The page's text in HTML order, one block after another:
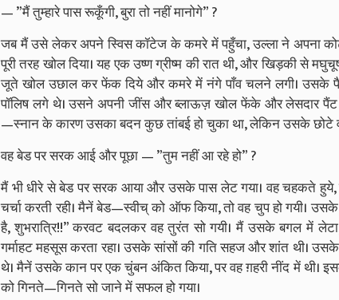
— ”मैं तुम्हारे पास रूकूँगी, बुरा तो नहीं मानोगे” ?
जब मैं उसे लेकर अपने स्विस कॉटेज के कमरे में पहुँचा, उल्ला ने अपना
पूरी तरह खोल दिया। यह एक उष्ण ग्रीष्म की रात थी, और खिड़की से
जूते खोल उछाल कर फेंक दिये और कमरे में नंगे पाँव चलने लगी। उसके
पॉलिष लगे थे। उसने अपनी जींस और ब्लाऊज़ खोल फेंके और लेसदार
—स्नान के कारण उसका बदन कुछ तांबई हो चुका था, लेकिन उसके छोटे
वह बेड पर सरक आई और पूछा — ”तुम नहीं आ रहे हो” ?
मैं भी धीरे से बेड पर सरक आया और उसके पास लेट गया। वह चहकते हुये,
चर्चा करती रही। मैनें बेड—स्वीच् को ऑफ किया, तो वह चुप हो गयी।
है, शुभरात्रि!!” करवट बदलकर वह तुरंत सो गयी। मैं उसके बगल में
गर्माहट महसूस करता रहा। उसके सांसों की गति सहज और शांत थी।
थे। मैनें उसके कान पर एक चुंबन अंकित किया, पर वह ग़हरी नींद में थी।
को गिनते—गिनते सो जाने में सफल हो गया।